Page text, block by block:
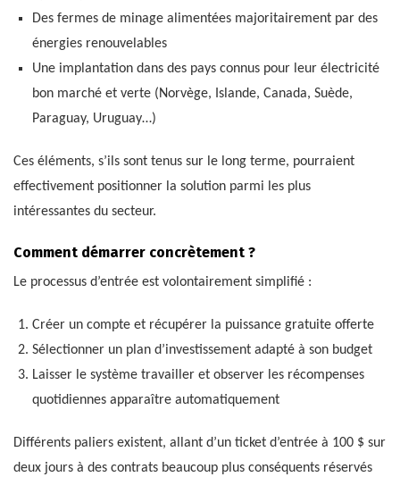
Des fermes de minage alimentées majoritairement par des
énergies renouvelables
Une implantation dans des pays connus pour leur électricité
bon marché et verte (Norvège, Islande, Canada, Suède,
Paraguay, Uruguay…)
Ces éléments, s’ils sont tenus sur le long terme, pourraient
effectivement positionner la solution parmi les plus
intéressantes du secteur.
Comment démarrer concrètement ?
Le processus d’entrée est volontairement simplifié :
Créer un compte et récupérer la puissance gratuite offerte
Sélectionner un plan d’investissement adapté à son budget
Laisser le système travailler et observer les récompenses
quotidiennes apparaître automatiquement
Différents paliers existent, allant d’un ticket d’entrée à 100 $ sur
deux jours à des contrats beaucoup plus conséquents réservés